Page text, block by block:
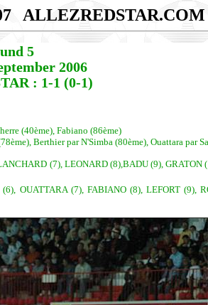
ALLEZREDSTAR.COM
5
2006
: 1-1 (0-1)
(40ème), Fabiano (86ème)
Berthier par N'Simba (80ème), Ouattara par
(7), LEONARD (8),BADU (9),
OUATTARA (7), FABIANO (8), LEFORT (9),